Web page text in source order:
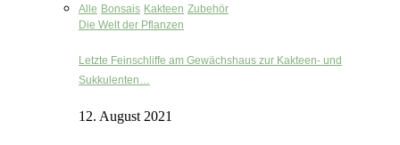
Alle Bonsais Kakteen Zubehör
Die Welt der Pflanzen
Letzte Feinschliffe am Gewächshaus zur Kakteen- und
Sukkulenten…
12. August 2021